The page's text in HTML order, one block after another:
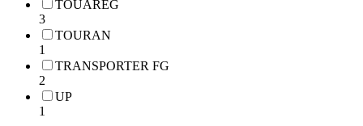
TOUAREG
3
TOURAN
1
TRANSPORTER FG
2
UP
1